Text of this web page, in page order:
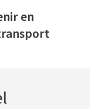
en